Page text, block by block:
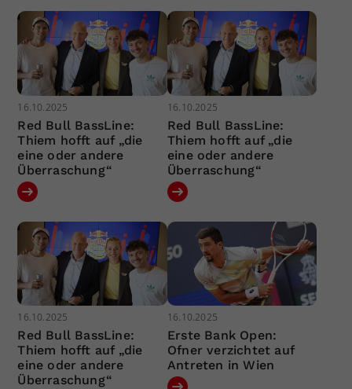
16.10.2025
Red Bull BassLine:
Thiem hofft auf „die
eine oder andere
Überraschung“
16.10.2025
Red Bull BassLine:
Thiem hofft auf „die
eine oder andere
Überraschung“
16.10.2025
Red Bull BassLine:
Thiem hofft auf „die
eine oder andere
Überraschung“
16.10.2025
Erste Bank Open:
Ofner verzichtet auf
Antreten in Wien